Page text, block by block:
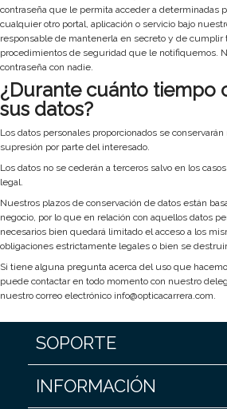
contraseña que le permita acceder a determinadas
cualquier otro portal, aplicación o servicio bajo
responsable de mantenerla en secreto y de cumplir
procedimientos de seguridad que le notifiquemos.
contraseña con nadie.
¿Durante cuánto tiempo
sus datos?
Los datos personales proporcionados se
supresión por parte del interesado.
Los datos no se cederán a terceros salvo en los
legal.
Nuestros plazos de conservación de datos están
negocio, por lo que en relación con aquellos datos
necesarios bien quedará limitado el acceso a los
obligaciones estrictamente legales o bien se
Si tiene alguna pregunta acerca del uso que
puede contactar en todo momento con nuestro
nuestro correo electrónico info@opticacarrera.com.
SOPORTE
INFORMACIÓN